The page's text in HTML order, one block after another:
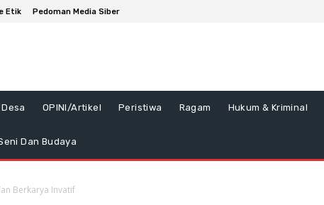
Etik Pedoman Media Siber
OPINI/Artikel Peristiwa Ragam Hukum & Kriminal
Dan Budaya
Berkarya Invatif